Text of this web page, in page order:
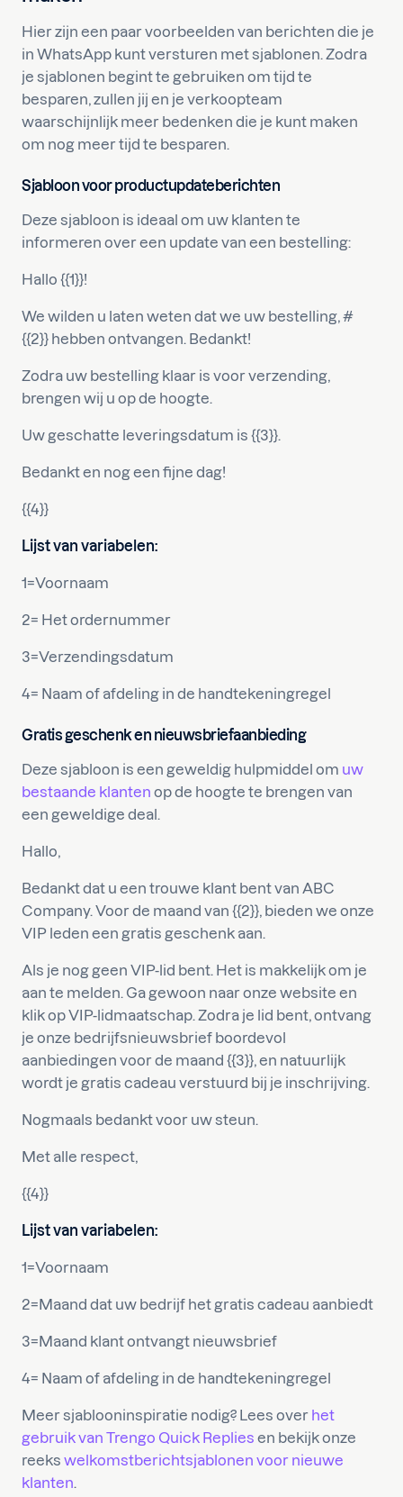
Hier zijn een paar voorbeelden van berichten die je
in WhatsApp kunt versturen met sjablonen. Zodra
je sjablonen begint te gebruiken om tijd te
besparen, zullen jij en je verkoopteam
waarschijnlijk meer bedenken die je kunt maken
om nog meer tijd te besparen.
Sjabloon voor productupdateberichten
Deze sjabloon is ideaal om uw klanten te
informeren over een update van een bestelling:
Hallo {{1}}!
We wilden u laten weten dat we uw bestelling, #
{{2}} hebben ontvangen. Bedankt!
Zodra uw bestelling klaar is voor verzending,
brengen wij u op de hoogte.
Uw geschatte leveringsdatum is {{3}}.
Bedankt en nog een fijne dag!
{{4}}
Lijst van variabelen:
1=Voornaam
2= Het ordernummer
3=Verzendingsdatum
4= Naam of afdeling in de handtekeningregel
Gratis geschenk en nieuwsbriefaanbieding
Deze sjabloon is een geweldig hulpmiddel om uw
bestaande klanten op de hoogte te brengen van
een geweldige deal.
Hallo,
Bedankt dat u een trouwe klant bent van ABC
Company. Voor de maand van {{2}}, bieden we onze
VIP leden een gratis geschenk aan.
Als je nog geen VIP-lid bent. Het is makkelijk om je
aan te melden. Ga gewoon naar onze website en
klik op VIP-lidmaatschap. Zodra je lid bent, ontvang
je onze bedrijfsnieuwsbrief boordevol
aanbiedingen voor de maand {{3}}, en natuurlijk
wordt je gratis cadeau verstuurd bij je inschrijving.
Nogmaals bedankt voor uw steun.
Met alle respect,
{{4}}
Lijst van variabelen:
1=Voornaam
2=Maand dat uw bedrijf het gratis cadeau aanbiedt
3=Maand klant ontvangt nieuwsbrief
4= Naam of afdeling in de handtekeningregel
Meer sjablooninspiratie nodig? Lees over het
gebruik van Trengo Quick Replies en bekijk onze
reeks welkomstberichtsjablonen voor nieuwe
klanten.